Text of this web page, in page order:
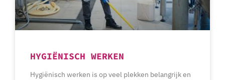
HYGIËNISCH WERKEN
Hygiënisch werken is op veel plekken belangrijk en